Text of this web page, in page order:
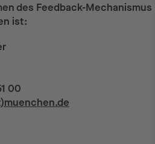
des Feedback-Mechanismus
ist:
00